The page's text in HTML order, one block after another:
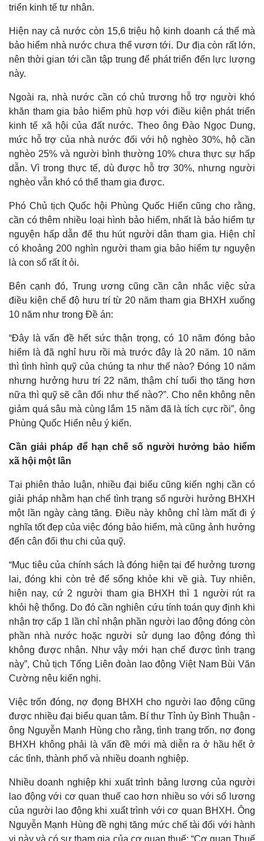
Kinh tế
Bất động sản
Thị trường
Tỷ giá
Chứng khoán
Pháp luật
Vụ án
Quân sự - Quốc phòng
Vũ khí
triển kinh tế tư nhân.
Hiện nay cả nước còn 15,6 triệu hộ kinh doanh cá thể mà
bảo hiểm nhà nước chưa thể vươn tới. Dư địa còn rất lớn,
nên thời gian tới cần tập trung để phát triển đến lực lượng
này.
Ngoài ra, nhà nước cần có chủ trương hỗ trợ người khó
khăn tham gia bảo hiểm phù hợp với điều kiện phát triển
kinh tế xã hội của đất nước. Theo ông Đào Ngọc Dung,
mức hỗ trợ của nhà nước đối với hộ nghèo 30%, hộ cần
nghèo 25% và người bình thường 10% chưa thực sự hấp
dẫn. Vì trong thực tế, dù được hỗ trợ 30%, nhưng người
nghèo vẫn khó có thể tham gia được.
Phó Chủ tịch Quốc hội Phùng Quốc Hiển cũng cho rằng,
cần có thêm nhiều loại hình bảo hiểm, nhất là bảo hiểm tự
nguyện hấp dẫn để thu hút người dân tham gia. Hiện chỉ
có khoảng 200 nghìn người tham gia bảo hiểm tự nguyện
là con số rất ít ỏi.
Bên cạnh đó, Trung ương cũng cần cân nhắc việc sửa
điều kiện chế độ hưu trí từ 20 năm tham gia BHXH xuống
10 năm như trong Đề án:
“Đây là vấn đề hết sức thận trọng, có 10 năm đóng bảo
hiểm là đã nghỉ hưu rồi mà trước đây là 20 năm. 10 năm
thì tình hình quỹ của chúng ta như thế nào? Đóng 10 năm
nhưng hưởng hưu trí 22 năm, thậm chí tuổi thọ tăng hơn
nữa thì quỹ sẽ cân đối như thế nào?”. Cho nên không nên
giảm quá sâu mà cùng lắm 15 năm đã là tích cực rồi”, ông
Phùng Quốc Hiển nêu ý kiến.
Cần giải pháp để hạn chế số người hưởng bảo hiểm
xã hội một lần
Tại phiên thảo luận, nhiều đại biểu cũng kiến nghị cần có
giải pháp nhằm hạn chế tình trạng số người hưởng BHXH
một lần ngày càng tăng. Điều này không chỉ làm mất đi ý
nghĩa tốt đẹp của việc đóng bảo hiểm, mà cũng ảnh hưởng
đến cân đối thu chi của quỹ.
“Mục tiêu của chính sách là đóng hiện tại để hưởng tương
lai, đóng khi còn trẻ để sống khỏe khi về già. Tuy nhiên,
hiện nay, cứ 2 người tham gia BHXH thì 1 người rút ra
khỏi hệ thống. Do đó cần nghiên cứu tính toán quy định khi
nhận trợ cấp 1 lần chỉ nhận phần người lao động đóng còn
phần nhà nước hoặc người sử dụng lao động đóng thì
không được nhận. Như vậy mới hạn chế được tình trạng
này”, Chủ tịch Tổng Liên đoàn lao động Việt Nam Bùi Văn
Cường nêu kiến nghị.
Việc trốn đóng, nợ đọng BHXH cho người lao động cũng
được nhiều đại biểu quan tâm. Bí thư Tỉnh ủy Bình Thuận -
ông Nguyễn Mạnh Hùng cho rằng, tình trạng trốn, nợ đọng
BHXH không phải là vấn đề mới mà diễn ra ở hầu hết ở
các tỉnh, thành phố và nhiều doanh nghiệp.
Nhiều doanh nghiệp khi xuất trình bảng lương của người
lao động với cơ quan thuế cao hơn nhiều so với sổ lương
của người lao động khi xuất trình với cơ quan BHXH. Ông
Nguyễn Mạnh Hùng đề nghị tăng mức chế tài đối với hành
vi này và có sự tham gia của cơ quan thuế: “Cơ quan Thuế